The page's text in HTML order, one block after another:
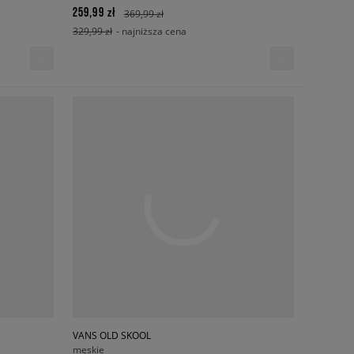
259,99 zł
369,99 zł
329,99 zł - najniższa cena
VANS OLD SKOOL
męskie